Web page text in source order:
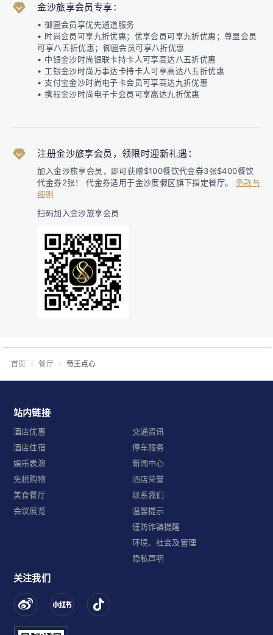
金沙旅享会员专享：
• 御匾会员享优先通道服务
• 时尚会员可享九折优惠；优享会员可享九折优惠；尊显会员
可享八五折优惠；御匾会员可享八折优惠
• 中银金沙时尚银联卡持卡人可享高达八五折优惠
• 工银金沙时尚万事达卡持卡人可享高达八五折优惠
• 支付宝金沙时尚电子卡会员可享高达九折优惠
• 携程金沙时尚电子卡会员可享高达九折优惠
注册金沙旅享会员，领限时迎新礼遇：
加入金沙旅享会员，即可获赠$100餐饮代金券3张$400餐饮
代金券2张！ 代金券适用于金沙度假区旗下指定餐厅。 条款与
细则
扫码加入金沙旅享会员
首页 餐厅 帝王点心
站内链接
酒店优惠
酒店住宿
娱乐表演
免税购物
美食餐厅
会议展览
交通资讯
停车服务
新闻中心
酒店荣誉
联系我们
温馨提示
谨防诈骗提醒
环境、社会及管理
隐私声明
关注我们